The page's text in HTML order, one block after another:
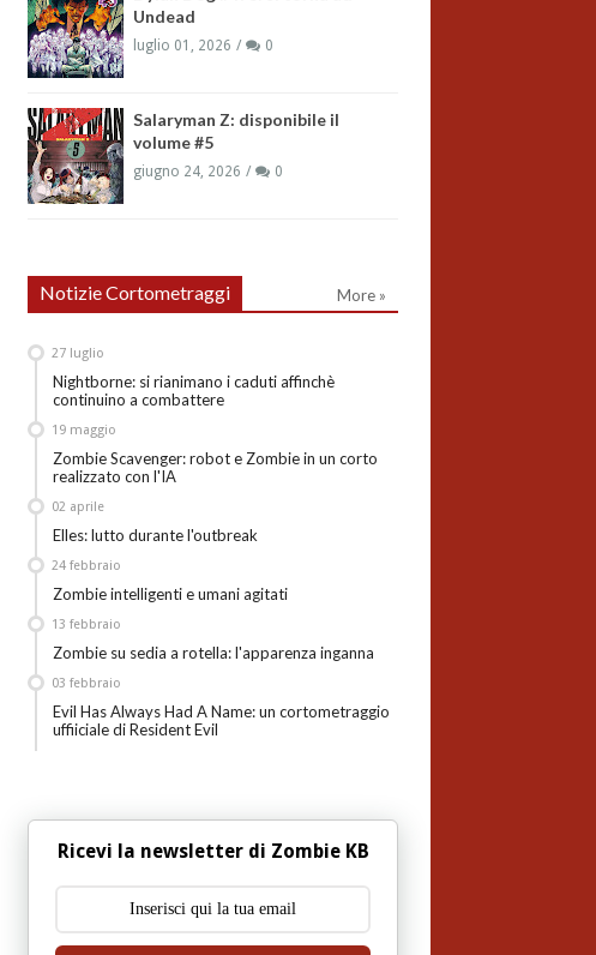
Undead
luglio 01, 2026 0
Salaryman Z: disponibile il
volume #5
giugno 24, 2026 0
Notizie Cortometraggi More »
Nightborne: si rianimano i caduti affinchè
continuino a combattere
27 luglio
Zombie Scavenger: robot e Zombie in un corto
realizzato con l'IA
19 maggio
Elles: lutto durante l'outbreak
02 aprile
Zombie intelligenti e umani agitati
24 febbraio
Zombie su sedia a rotella: l'apparenza inganna
13 febbraio
Evil Has Always Had A Name: un cortometraggio
uffiiciale di Resident Evil
03 febbraio
Ricevi la newsletter di Zombie KB